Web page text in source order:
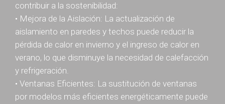
contribuir a la sostenibilidad:
• Mejora de la Aislación: La actualización de
aislamiento en paredes y techos puede reducir la
pérdida de calor en invierno y el ingreso de calor en
verano, lo que disminuye la necesidad de calefacción
y refrigeración.
• Ventanas Eficientes: La sustitución de ventanas
por modelos más eficientes energéticamente puede